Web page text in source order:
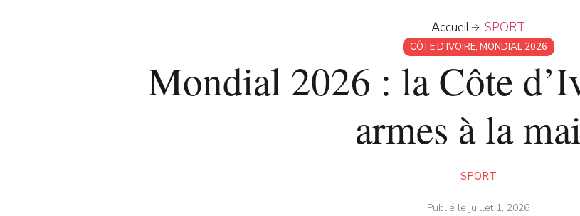
Accueil SPORT
CÔTE D'IVOIRE, MONDIAL 2026
Mondial 2026 : la Côte
armes à la
SPORT
Publié le juillet 1, 2026